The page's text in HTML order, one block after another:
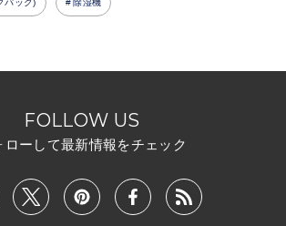
パック) 除湿機
FOLLOW US
ローして最新情報をチェック